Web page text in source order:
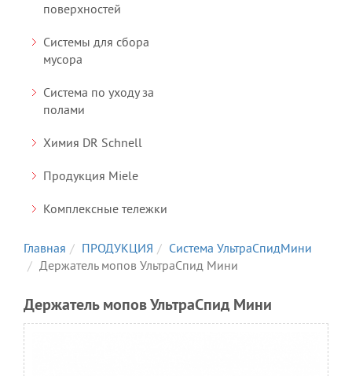
поверхностей
Системы для сбора
мусора
Система по уходу за
полами
Химия DR Schnell
Продукция Miele
Комплексные тележки
Главная ПРОДУКЦИЯ
Система УльтраСпидМини
Держатель мопов УльтраСпид Мини
Держатель мопов УльтраСпид Мини